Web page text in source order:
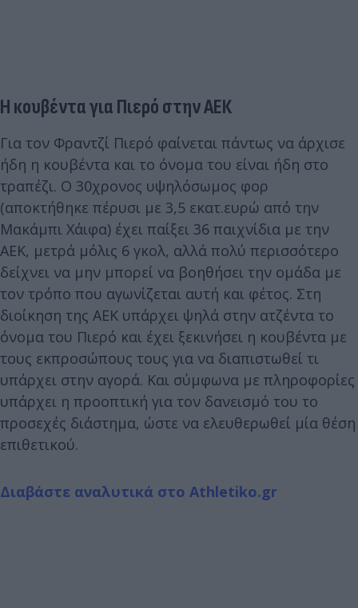
Η κουβέντα για Πιερό στην ΑΕΚ
Για τον Φραντζί Πιερό φαίνεται πάντως να άρχισε
ήδη η κουβέντα και το όνομα του είναι ήδη στο
τραπέζι. Ο 30χρονος υψηλόσωμος φορ
(αποκτήθηκε πέρυσι με 3,5 εκατ.ευρώ από την
Μακάμπι Χάιφα) έχει παίξει 36 παιχνίδια με την
ΑΕΚ, μετρά μόλις 6 γκολ, αλλά πολύ περισσότερο
δείχνει να μην μπορεί να βοηθήσει την ομάδα με
τον τρόπο που αγωνίζεται αυτή και φέτος. Στη
διοίκηση της ΑΕΚ υπάρχει ψηλά στην ατζέντα το
όνομα του Πιερό και έχει ξεκινήσει η κουβέντα με
τους εκπροσώπους τους για να διαπιστωθεί τι
υπάρχει στην αγορά. Και σύμφωνα με πληροφορίες
υπάρχει η προοπτική για τον δανεισμό του το
προσεχές διάστημα, ώστε να ελευθερωθεί μία θέση
επιθετικού.
Διαβάστε αναλυτικά στο Athletiko.gr